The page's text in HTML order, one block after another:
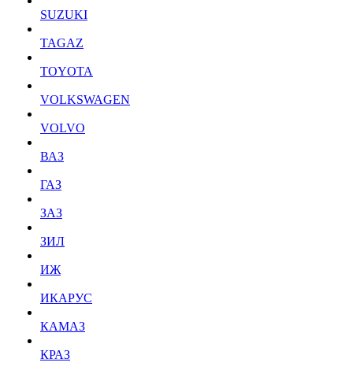
SUZUKI
TAGAZ
TOYOTA
VOLKSWAGEN
VOLVO
ВАЗ
ГАЗ
ЗАЗ
ЗИЛ
ИЖ
ИКАРУС
КАМАЗ
КРАЗ